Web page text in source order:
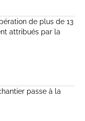
de plus de 13
attribués par la
passe à la